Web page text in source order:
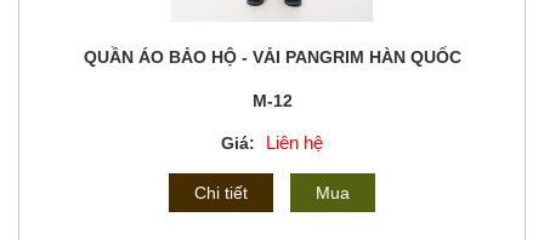
QUẦN ÁO BẢO HỘ - VẢI PANGRIM HÀN QUỐC
M-12
Giá: Liên hệ
Chi tiết Mua